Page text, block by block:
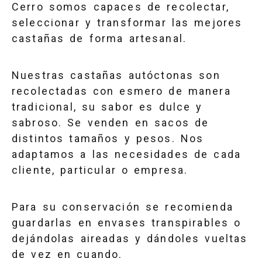
Cerro somos capaces de recolectar,
seleccionar y transformar las mejores
castañas de forma artesanal.
Nuestras castañas autóctonas son
recolectadas con esmero de manera
tradicional, su sabor es dulce y
sabroso. Se venden en sacos de
distintos tamaños y pesos. Nos
adaptamos a las necesidades de cada
cliente, particular o empresa.
Para su conservación se recomienda
guardarlas en envases transpirables o
dejándolas aireadas y dándoles vueltas
de vez en cuando.